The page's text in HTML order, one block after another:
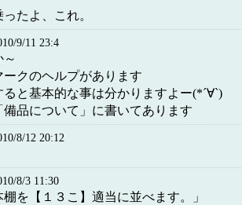
たよ、これ。
9/11 23:4
クのヘルプがあります
と基本的な事は分かりますよー(*´∀`)
品について」に書いてあります
8/12 20:12
8/3 11:30
棚を【１３こ】適当に並べます。」